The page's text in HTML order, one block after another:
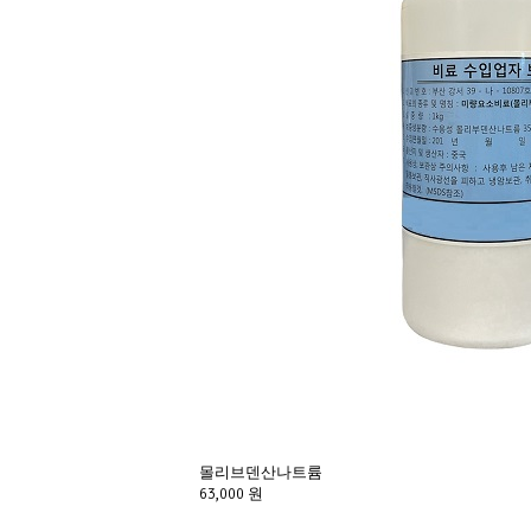
몰리브덴산나트륨
63,000 원